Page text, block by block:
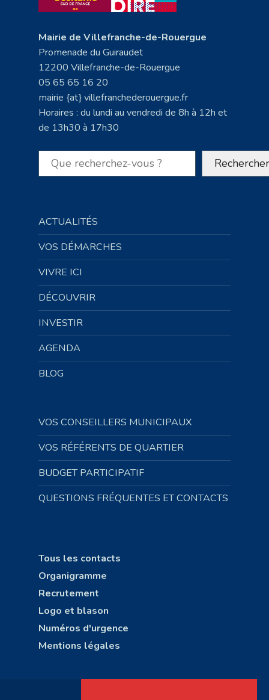
Mairie de Villefranche-de-Rouergue
Promenade du Guiraudet
12200 Villefranche-de-Rouergue
05 65 65 16 20
mairie {at} villefranchederouergue.fr
Horaires : du lundi au vendredi de 8h à 12h et
de 13h30 à 17h30
Rechercher Rechercher
ACTUALITÉS
VOS DÉMARCHES
VIVRE ICI
DÉCOUVRIR
INVESTIR
AGENDA
BLOG
VOS CONSEILLERS MUNICIPAUX
VOS RÉFÉRENTS DE QUARTIER
BUDGET PARTICIPATIF
QUESTIONS FRÉQUENTES ET CONTACTS
Tous les contacts
Organigramme
Recrutement
Logo et blason
Numéros d'urgence
Mentions légales